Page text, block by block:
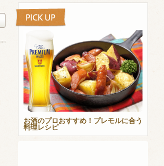
お酒のプロおすすめ！プレモルに合う
料理レシピ